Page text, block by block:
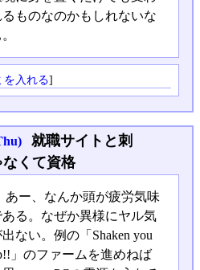
るものなのかもしれないな
を入れる]
就職サイトと刺
くて資格
あー、なんか頭が疲労気味
ある。なぜか異様にヤル気
出ない。例の「Shaken you
」のファームを進めねば